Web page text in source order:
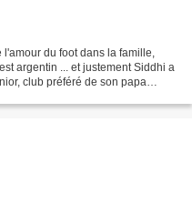
du foot dans la famille,
argentin ... et justement Siddhi a
club préféré de son papa